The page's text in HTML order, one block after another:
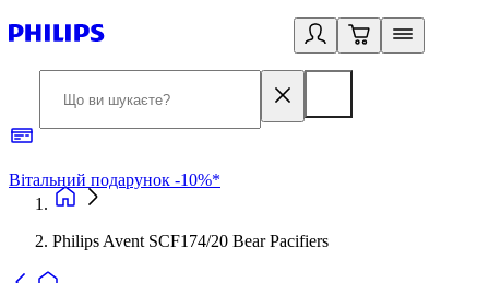
Вітальний подарунок -10%*
Philips Avent SCF174/20 Bear Pacifiers